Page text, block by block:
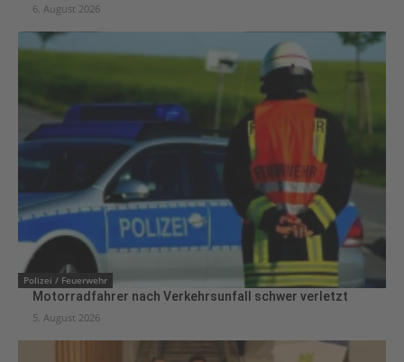
6. August 2026
Polizei / Feuerwehr
Motorradfahrer nach Verkehrsunfall schwer verletzt
5. August 2026